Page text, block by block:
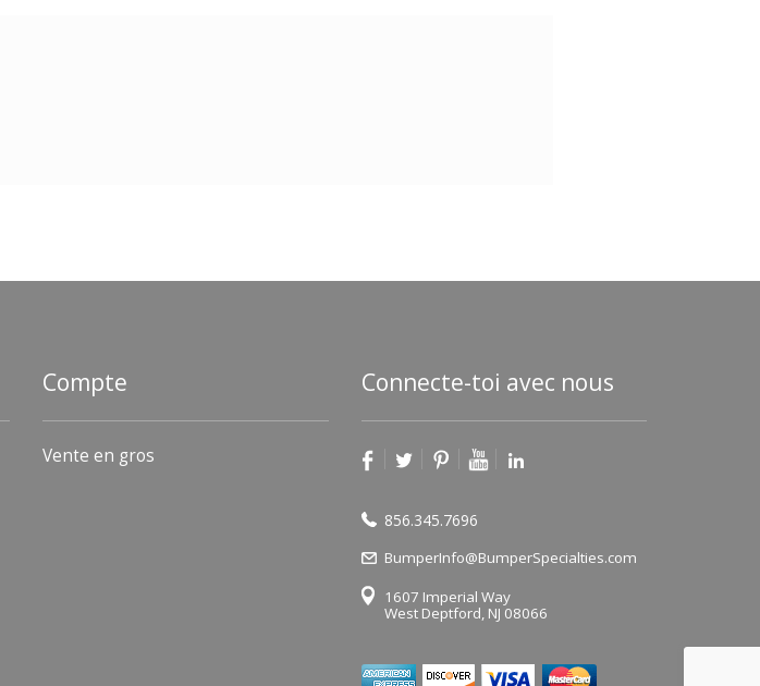
Compte
Vente en gros
Connecte-toi avec nous
856.345.7696
BumperInfo@BumperSpecialties.com
1607 Imperial Way
West Deptford, NJ 08066